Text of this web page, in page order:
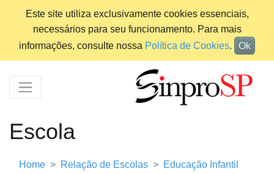
Este site utiliza exclusivamente cookies essenciais,
necessários para seu funcionamento. Para mais
informações, consulte nossa Política de Cookies. Ok
Escola
Home Relação de Escolas
Educação Infantil